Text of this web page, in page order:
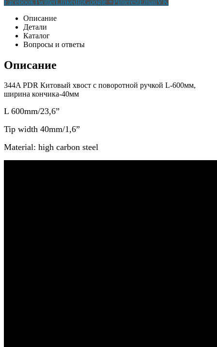
Описание
Детали
Каталог
Вопросы и ответы
Описание
344A PDR Китовый хвост с поворотной ручкой L-600мм,
ширина кончика-40мм
L 600mm/23,6”
Tip width 40mm/1,6”
Material: high carbon steel